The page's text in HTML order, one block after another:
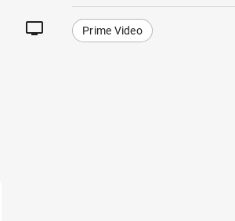
tv Prime Video